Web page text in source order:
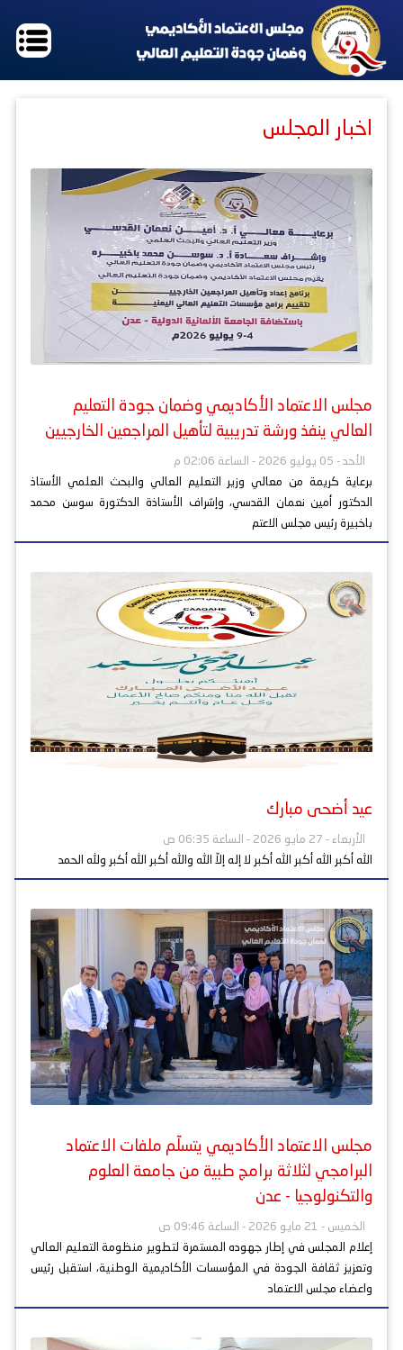
اخبار المجلس
مجلس الاعتماد الأكاديمي وضمان جودة التعليم
العالي ينفذ ورشة تدريبية لتأهيل المراجعين الخارجيين
الأحد - 05 يوليو 2026 - الساعة 02:06 م
برعاية كريمة من معالي وزير التعليم العالي والبحث العلمي الأستاذ
الدكتور أمين نعمان القدسي، وإشراف الأستاذة الدكتورة سوسن محمد
باخبيرة رئيس مجلس الاعتم
عيد أضحى مبارك
الأربعاء - 27 مايو 2026 - الساعة 06:35 ص
الله أكبر الله أكبر الله أكبر لا إله إلاّ الله والله أكبر الله أكبر ولله الحمد
مجلس الاعتماد الأكاديمي يتسلّم ملفات الاعتماد
البرامجي لثلاثة برامج طبية من جامعة العلوم
والتكنولوجيا - عدن
الخميس - 21 مايو 2026 - الساعة 09:46 ص
إعلام المجلس في إطار جهوده المستمرة لتطوير منظومة التعليم العالي
وتعزيز ثقافة الجودة في المؤسسات الأكاديمية الوطنية، استقبل رئيس
واعضاء مجلس الاعتماد